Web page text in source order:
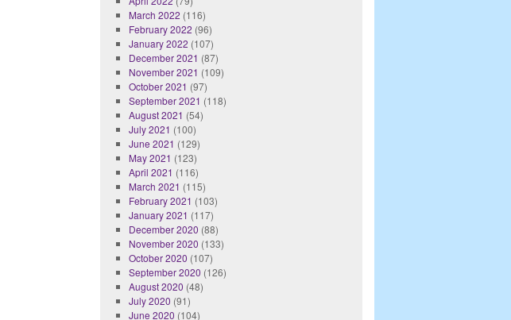
March 2022 (116)
February 2022 (96)
January 2022 (107)
December 2021 (87)
November 2021 (109)
October 2021 (97)
September 2021 (118)
August 2021 (54)
July 2021 (100)
June 2021 (129)
May 2021 (123)
April 2021 (116)
March 2021 (115)
February 2021 (103)
January 2021 (117)
December 2020 (88)
November 2020 (133)
October 2020 (107)
September 2020 (126)
August 2020 (48)
July 2020 (91)
June 2020 (104)